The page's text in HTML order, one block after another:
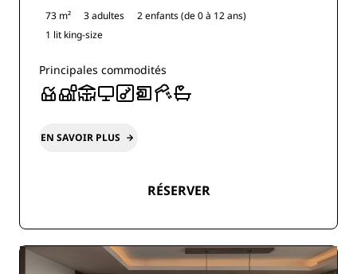
73 m² 3 adultes
2 enfants (de 0 à 12 ans)
1 lit king-size
Principales commodités
EN SAVOIR PLUS
RÉSERVER